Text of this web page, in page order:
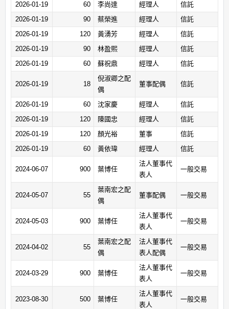
2026-01-19 60 李尚達 經理人
信託
2026-01-19
90 蔡榮進 經理人
信託
2026-01-19
120 黃湧芳 經理人
信託
2026-01-19
90 林盈熙 經理人
信託
2026-01-19
60 蘇祝鼎 經理人 信託
2026-01-19 18
倪淑卿之配
偶
董事配偶 信託
2026-01-19 60 沈家慶 經理人
信託
2026-01-19
120 陳國忠 經理人
信託
2026-01-19
120 顏光裕 董事
信託
2026-01-19
60 黃依瑋 經理人 信託
2024-06-07 900 葉博任
法人董事代
表人
一般交易
2024-05-07 55
葉南宏之配
偶
董事配偶 一般交易
2024-05-03 900 葉博任
法人董事代
表人
一般交易
2024-04-02 55
葉南宏之配
偶
法人董事代
表人配偶
一般交易
2024-03-29 900 葉博任
法人董事代
表人
一般交易
2023-08-30 500 葉博任
法人董事代
表人
一般交易